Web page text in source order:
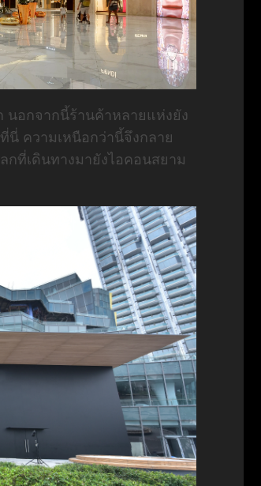
นอกจากนี้ร้านค้าหลายแห่งยัง
นี่ ความเหนือกว่านี้จึงกลาย
กที่เดินทางมายังไอคอนสยาม